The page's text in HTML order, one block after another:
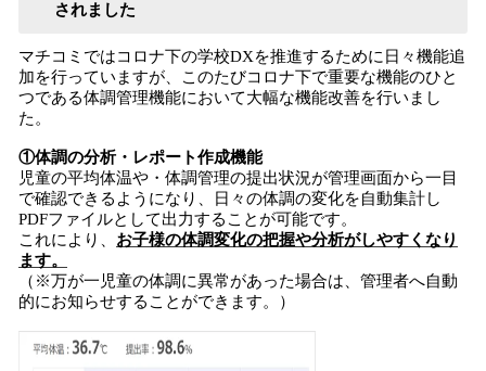
されました
マチコミではコロナ下の学校DXを推進するために日々機能追
加を行っていますが、このたびコロナ下で重要な機能のひと
つである体調管理機能において大幅な機能改善を行いまし
た。
①体調の分析・レポート作成機能
児童の平均体温や・体調管理の提出状況が管理画面から一目
で確認できるようになり、日々の体調の変化を自動集計し
PDFファイルとして出力することが可能です。
これにより、 お子様の体調変化の把握や分析がしやすくなり
ます。
（※万が一児童の体調に異常があった場合は、管理者へ自動
的にお知らせすることができます。）